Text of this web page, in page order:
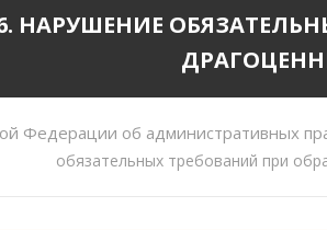
НАРУШЕНИЕ
Федерации об административных
обязательных требований при